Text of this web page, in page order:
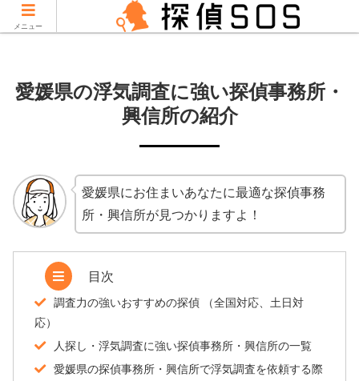
当サイトはPRを含みます。
愛媛県の浮気調査に強い探偵事務所・
興信所の紹介
愛媛県にお住まいあなたに最適な探偵事務
所・興信所が見つかりますよ！
目次
調査力の強いおすすめの探偵 （全国対応、土日対
応）
人探し・浮気調査に強い探偵事務所・興信所の一覧
愛媛県の探偵事務所・興信所で浮気調査を依頼する際
メニュー